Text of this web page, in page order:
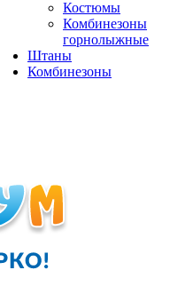
Костюмы
Комбинезоны
горнолыжные
Штаны
Комбинезоны